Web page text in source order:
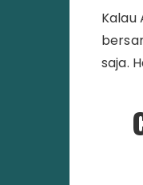
Kalau
saja.